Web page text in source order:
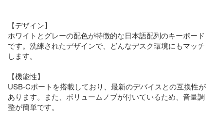
【デザイン】
ホワイトとグレーの配色が特徴的な日本語配列のキーボード
です。洗練されたデザインで、どんなデスク環境にもマッチ
します。
【機能性】
USB-Cポートを搭載しており、最新のデバイスとの互換性が
あります。また、ボリュームノブが付いているため、音量調
整が簡単です。